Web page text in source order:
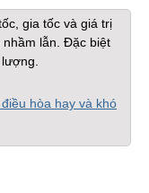
gia tốc và giá trị
lẫn. Đặc biệt
hòa hay và khó